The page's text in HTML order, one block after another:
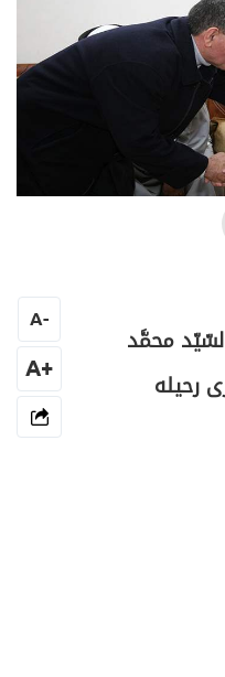
محمَّد
رحيله
-
A
+A